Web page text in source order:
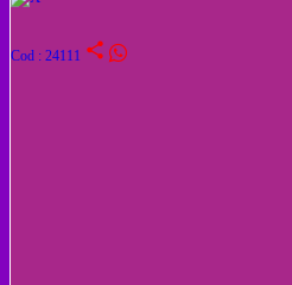
Cod : 24111 share